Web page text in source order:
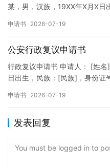
某，男，汉族，19XX年X月X日
申请书 2026-07-19
公安行政复议申请书
行政复议申请书 申请人： [姓
日出生，民族：[民族]，身份
申请书 2026-07-19
发表回复
You must be logged in to